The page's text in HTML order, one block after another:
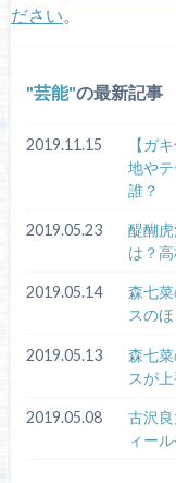
ださい。
芸能 の最新記事
2019.11.15
【ガ
地や
誰？
2019.05.23
醍醐
は？
2019.05.14
森七
スの
2019.05.13
森七
スが
2019.05.08
古沢
ィー